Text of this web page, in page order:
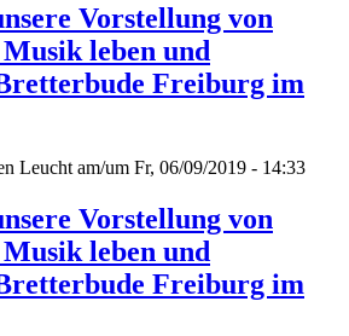
Vorstellung von
leben und
Freiburg im
Leucht am/um Fr, 06/09/2019 - 14:33
Vorstellung von
leben und
Freiburg im